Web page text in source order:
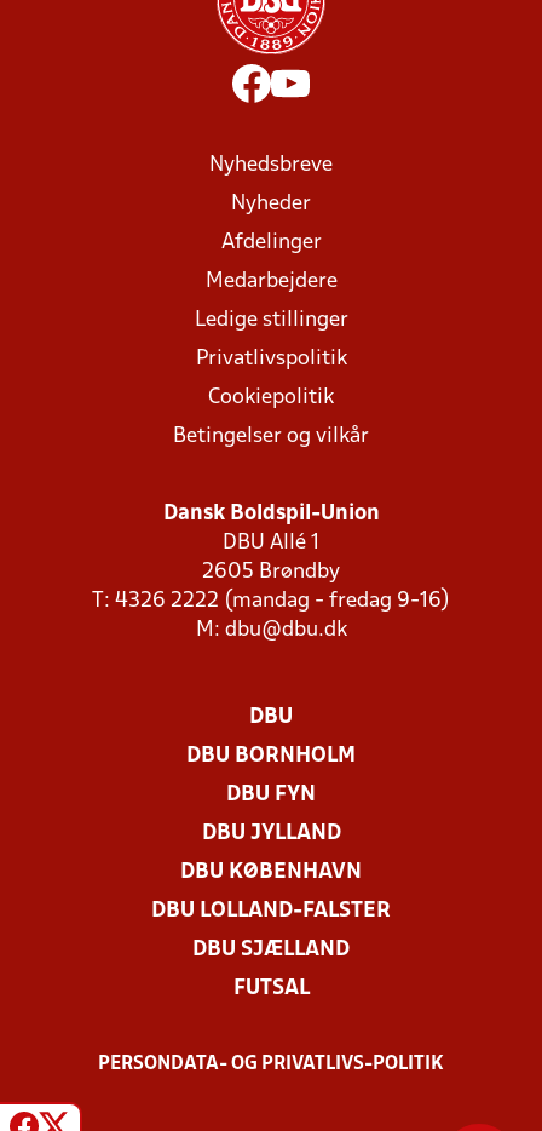
Nyhedsbreve
Nyheder
Afdelinger
Medarbejdere
Ledige stillinger
Privatlivspolitik
Cookiepolitik
Betingelser og vilkår
Dansk Boldspil-Union
DBU Allé 1
2605 Brøndby
T: 4326 2222 (mandag - fredag 9-16)
M: dbu@dbu.dk
DBU
DBU BORNHOLM
DBU FYN
DBU JYLLAND
DBU KØBENHAVN
DBU LOLLAND-FALSTER
DBU SJÆLLAND
FUTSAL
PERSONDATA- OG PRIVATLIVS-POLITIK